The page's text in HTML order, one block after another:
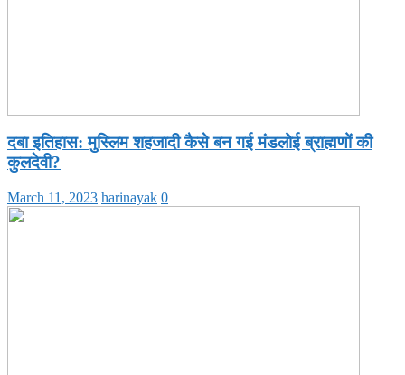
दबा इतिहास: मुस्लिम शहजादी कैसे बन गई मंडलोई ब्राह्मणों की
कुलदेवी?
March 11, 2023 harinayak 0